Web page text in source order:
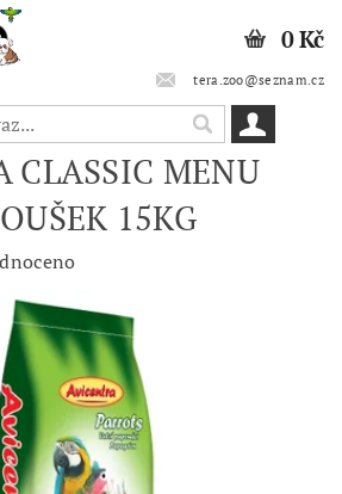
tera.zoo@seznam.cz
0 Kč
CLASSIC MENU
15KG